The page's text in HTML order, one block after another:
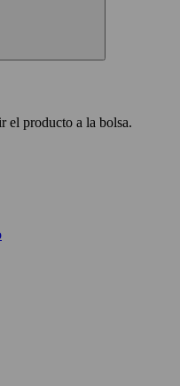
el producto a la bolsa.